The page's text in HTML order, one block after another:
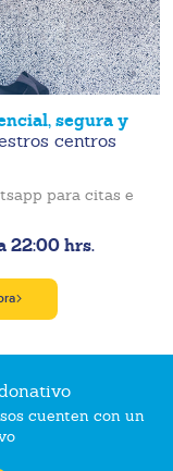
segura y
centros
para citas e
22:00 hrs.
cuenten con un